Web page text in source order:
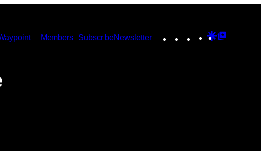
Members SubscribeNewsletter Instagram
TikTokYouTube
Google